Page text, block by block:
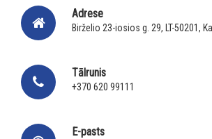
Adrese
Birželio 23-iosios g. 29, LT-50201,
Tālrunis
+370 620 99111
E-pasts